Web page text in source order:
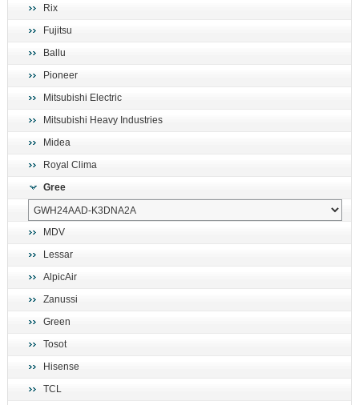
Rix
Fujitsu
Ballu
Pioneer
Mitsubishi Electric
Mitsubishi Heavy Industries
Midea
Royal Clima
Gree
MDV
Lessar
AlpicAir
Zanussi
Green
Tosot
Hisense
TCL